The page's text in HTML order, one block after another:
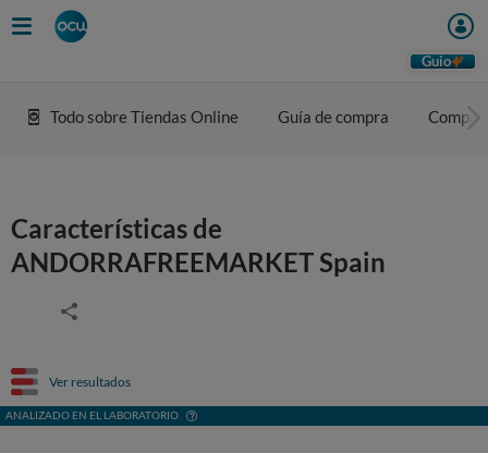
Guio
Todo sobre Tiendas Online Guía de compra
Características de
ANDORRAFREEMARKET Spain
Ver resultados
ANALIZADO EN EL LABORATORIO